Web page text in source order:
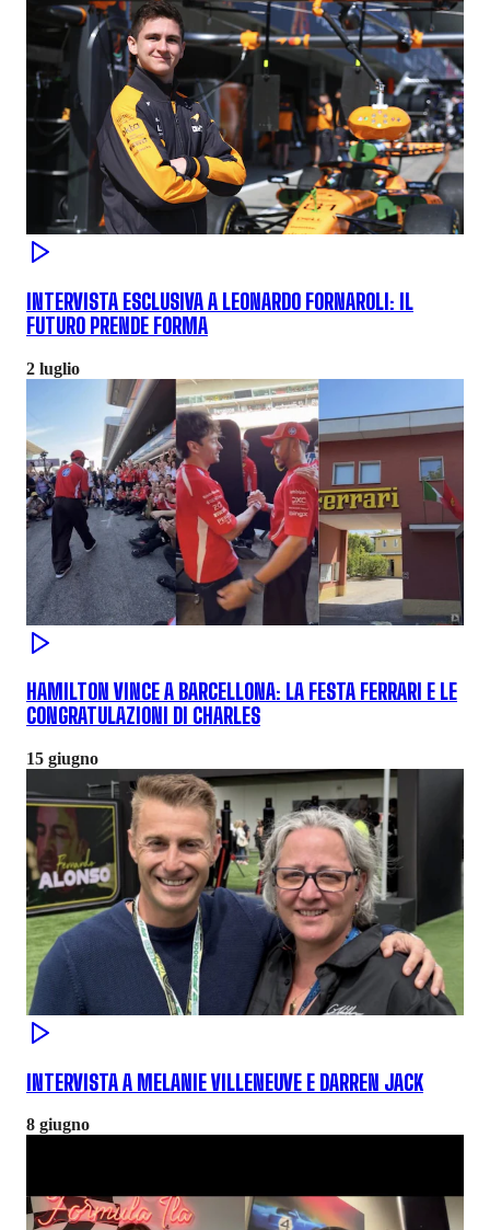
INTERVISTA ESCLUSIVA A LEONARDO FORNAROLI: IL
FUTURO PRENDE FORMA
2 luglio
HAMILTON VINCE A BARCELLONA: LA FESTA FERRARI E LE
CONGRATULAZIONI DI CHARLES
15 giugno
INTERVISTA A MELANIE VILLENEUVE E DARREN JACK
8 giugno